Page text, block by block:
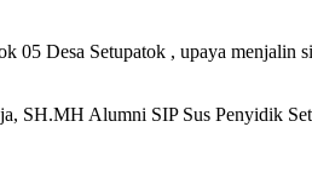
05 Desa Setupatok , upaya menjalin
SH.MH Alumni SIP Sus Penyidik